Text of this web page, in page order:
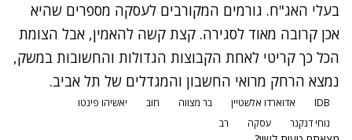
בעלי האג"ח. גורמים המקורבים לעסקה מספרים שהיא
אכן קרובה מאוד לסגירה. קצת קשה להאמין, אבל הצומת
הכל כך קריטי לאחת הקבוצות הגדולות והחשובות במשק,
נמצא הרחק מרואי החשבון והמגדלים של תל אביב.
IDB אדוארדו אלשטיין בר מצווה חוב
יאשיהו פינטו
נוחי דנקנר
עסקה רב